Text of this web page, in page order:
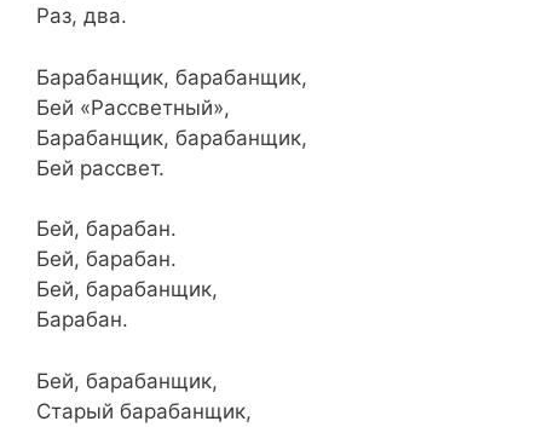
Раз, два.
Барабанщик, барабанщик,
Бей «Рассветный»,
Барабанщик, барабанщик,
Бей рассвет.
Бей, барабан.
Бей, барабан.
Бей, барабанщик,
Барабан.
Бей, барабанщик,
Старый барабанщик,